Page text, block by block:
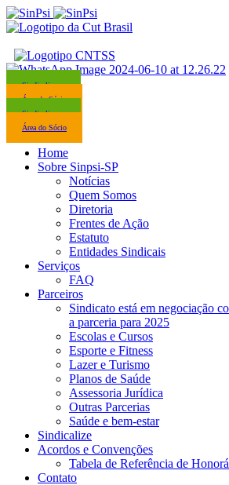
Sindicalize-se
Área do Sócio
Sindicalize-se
Área do Sócio
Home
Sobre Sinpsi-SP
Notícias
Quem Somos
Diretoria
Frentes de Ação
Estatuto
Entidades Sindicais
Serviços
FAQ
Parceiros
Sindicato está em negociação
a parceria para 2025
Escolas e Cursos
Esporte e Fitness
Lazer e Turismo
Planos de Saúde
Assessoria Jurídica
Outras Parcerias
Saúde e bem-estar
Sindicalize
Acordos e Convenções
Tabela de Referência de
Contato